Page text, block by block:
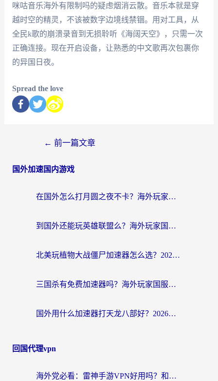
咪咕音乐海外有限制吗的疑虑烟消云散。音乐本就是穿
越时空的精灵，不该被数字边境线禁锢。用对工具，从
全民k歌的崩溃录音到无损聆听《海阔天空》，只需一次
正确连接。现在开启设备，让熟悉的中文歌再次包裹你
的异国日夜。
Spread the love
← 前一篇文章
国外加速国内游戏
在国外怎么打月圆之夜不卡？海外玩家国服游戏加速终极指南（附巴西英国游戏适配方案）
到国外还能玩英雄联盟么？海外玩家国服游戏畅玩终极指南
北美玩植物大战僵尸加速器怎么选？2026海外党必看的国服游戏加速指南
三国杀有免费加速器吗？海外玩家国服畅玩终极指南（附泰国南非专属解决方案）
国外用什么加速器打天龙八部好？2026海外玩家国服游戏加速全攻略
回国代理vpn
海外党必看：雷神手游VPN好用吗？和天速回国VPN对比哪个回国效果更好？附实用加速器选择指南